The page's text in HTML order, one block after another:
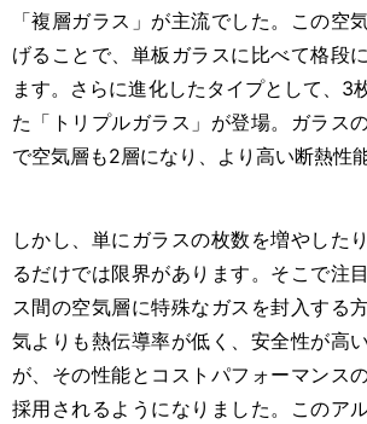
「複層ガラス」が主流でした。この空
げることで、単板ガラスに比べて格段
ます。さらに進化したタイプとして、3
た「トリプルガラス」が登場。ガラス
で空気層も2層になり、より高い断熱性
しかし、単にガラスの枚数を増やした
るだけでは限界があります。そこで注
ス間の空気層に特殊なガスを封入する
気よりも熱伝導率が低く、安全性が高
が、その性能とコストパフォーマンス
採用されるようになりました。このア